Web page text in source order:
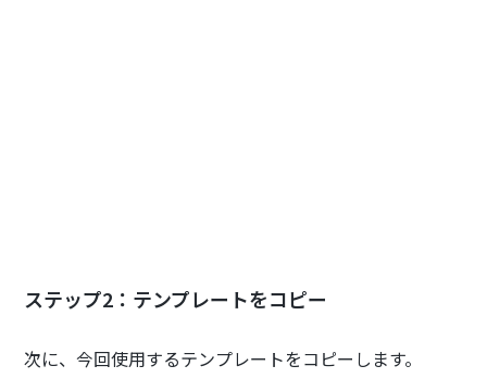
ステップ2：テンプレートをコピー
次に、今回使用するテンプレートをコピーします。